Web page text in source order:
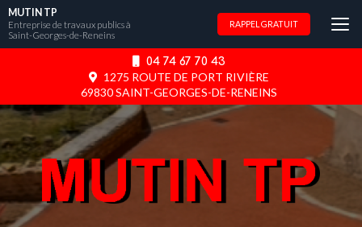
Aller
au
contenu
04 74 67 70 43
1275 ROUTE DE PORT RIVIÈRE
69830 SAINT-GEORGES-DE-RENEINS
MUTIN TP
Entreprise de travaux publics à
Saint-Georges-de-Reneins
RAPPEL GRATUIT